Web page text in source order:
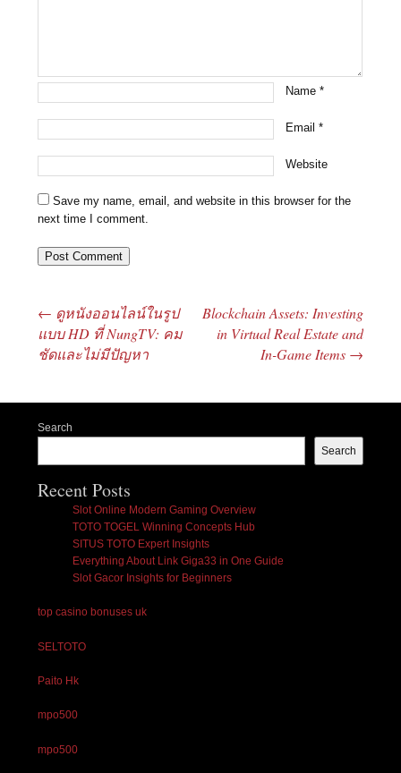
Name*
Email*
Website
Save my name, email, and website in this browser for the
next time I comment.
Post navigation
← ดูหนังออนไลน์ในรูป
แบบ HD ที่ NungTV: คม
ชัดและไม่มีปัญหา
Blockchain Assets: Investing
in Virtual Real Estate and
In-Game Items →
Search
Search
Recent Posts
Slot Online Modern Gaming Overview
TOTO TOGEL Winning Concepts Hub
SITUS TOTO Expert Insights
Everything About Link Giga33 in One Guide
Slot Gacor Insights for Beginners
top casino bonuses uk
SELTOTO
Paito Hk
mpo500
mpo500